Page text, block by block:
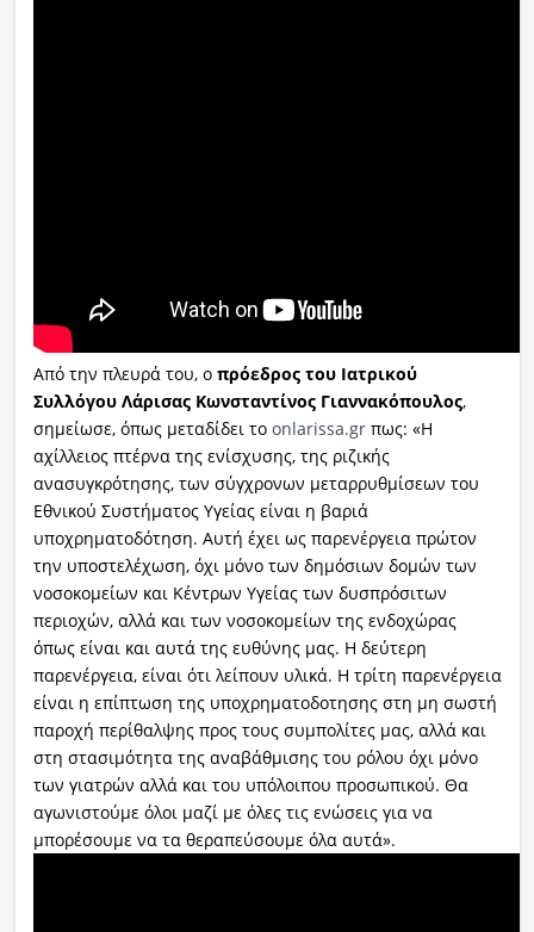
Από την πλευρά του, ο πρόεδρος του Ιατρικού
Συλλόγου Λάρισας Κωνσταντίνος Γιαννακόπουλος,
σημείωσε, όπως μεταδίδει το onlarissa.grπως: «Η
αχίλλειος πτέρνα της ενίσχυσης, της ριζικής
ανασυγκρότησης, των σύγχρονων μεταρρυθμίσεων του
Εθνικού Συστήματος Υγείας είναι η βαριά
υποχρηματοδότηση. Αυτή έχει ως παρενέργεια πρώτον
την υποστελέχωση, όχι μόνο των δημόσιων δομών των
νοσοκομείων και Κέντρων Υγείας των δυσπρόσιτων
περιοχών, αλλά και των νοσοκομείων της ενδοχώρας
όπως είναι και αυτά της ευθύνης μας. Η δεύτερη
παρενέργεια, είναι ότι λείπουν υλικά. Η τρίτη παρενέργεια
είναι η επίπτωση της υποχρηματοδοτησης στη μη σωστή
παροχή περίθαλψης προς τους συμπολίτες μας, αλλά και
στη στασιμότητα της αναβάθμισης του ρόλου όχι μόνο
των γιατρών αλλά και του υπόλοιπου προσωπικού. Θα
αγωνιστούμε όλοι μαζί με όλες τις ενώσεις για να
μπορέσουμε να τα θεραπεύσουμε όλα αυτά».